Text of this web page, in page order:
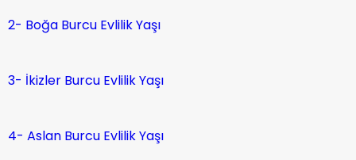
2- Boğa Burcu Evlilik Yaşı
3- İkizler Burcu Evlilik Yaşı
4- Aslan Burcu Evlilik Yaşı